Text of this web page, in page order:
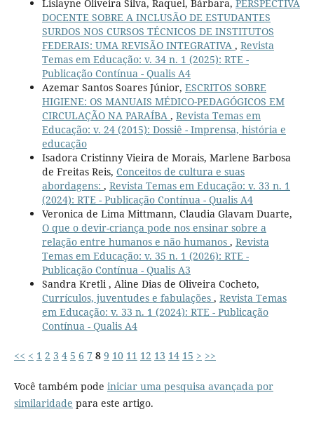
Lislayne Oliveira Silva, Raquel, Bárbara, PERSPECTIVA
DOCENTE SOBRE A INCLUSÃO DE ESTUDANTES
SURDOS NOS CURSOS TÉCNICOS DE INSTITUTOS
FEDERAIS: UMA REVISÃO INTEGRATIVA , Revista
Temas em Educação: v. 34 n. 1 (2025): RTE -
Publicação Contínua - Qualis A4
Azemar Santos Soares Júnior, ESCRITOS SOBRE
HIGIENE: OS MANUAIS MÉDICO-PEDAGÓGICOS EM
CIRCULAÇÃO NA PARAÍBA , Revista Temas em
Educação: v. 24 (2015): Dossiê - Imprensa, história e
educação
Isadora Cristinny Vieira de Morais, Marlene Barbosa
de Freitas Reis, Conceitos de cultura e suas
abordagens: , Revista Temas em Educação: v. 33 n. 1
(2024): RTE - Publicação Contínua - Qualis A4
Veronica de Lima Mittmann, Claudia Glavam Duarte,
O que o devir-criança pode nos ensinar sobre a
relação entre humanos e não humanos , Revista
Temas em Educação: v. 35 n. 1 (2026): RTE -
Publicação Contínua - Qualis A3
Sandra Kretli , Aline Dias de Oliveira Cocheto,
Currículos, juventudes e fabulações , Revista Temas
em Educação: v. 33 n. 1 (2024): RTE - Publicação
Contínua - Qualis A4
<< < 1 2 3 4 5 6 7 8 9 10 11 12 13 14 15 > >>
Você também pode iniciar uma pesquisa avançada por
similaridade para este artigo.